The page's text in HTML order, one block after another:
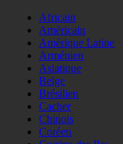
Africain
Américain
Amérique Latine
Arménien
Asiatique
Belge
Brésilien
Cacher
Chinois
Coréen